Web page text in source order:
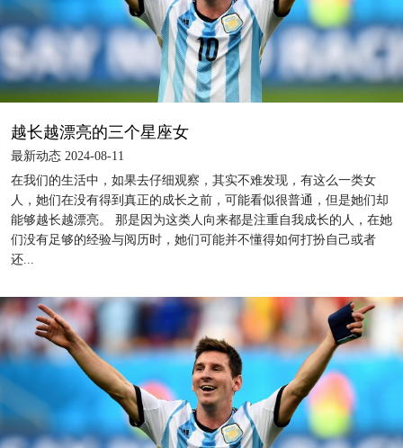
越长越漂亮的三个星座女
最新动态 2024-08-11
在我们的生活中，如果去仔细观察，其实不难发现，有这么一类女
人，她们在没有得到真正的成长之前，可能看似很普通，但是她们却
能够越长越漂亮。 那是因为这类人向来都是注重自我成长的人，在她
们没有足够的经验与阅历时，她们可能并不懂得如何打扮自己或者
还...